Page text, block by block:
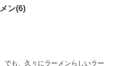
ン(6)
でも、久々にラーメンらしいラー